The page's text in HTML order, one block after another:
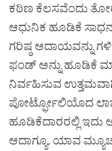
ಕಠಿಣ ಕೆಲಸವೆಂದು
ಆಧುನಿಕ ಹೂಡಿಕೆ
ಗರಿಷ್ಠ ಆದಾಯವನ್ನು
ಫಂಡ್ ಅನ್ನು ಹೂಡಿಕೆ
ನಿರ್ವಹಿಸುವ
ಪೋರ್ಟ್ಫೋಲಿಯೊದ
ಹೂಡಿಕೆದಾರರಲ್ಲಿ ಇದು
ಆದಾಗ್ಯೂ, ಯಾವ